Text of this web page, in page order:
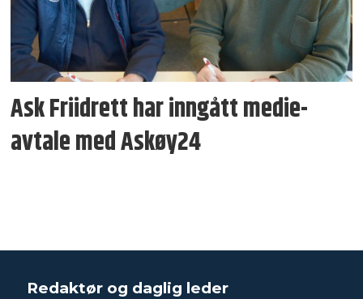
Ask Friidrett har inngått medie­
avtale med Askøy24
Redaktør og daglig leder